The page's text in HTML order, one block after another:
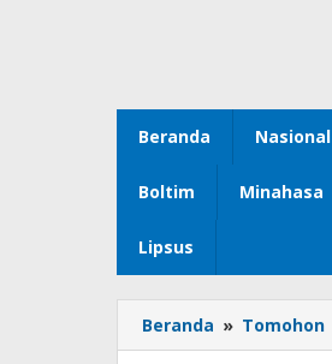
Beranda Nasional
Boltim Minahasa
Lipsus
Beranda » Tomohon